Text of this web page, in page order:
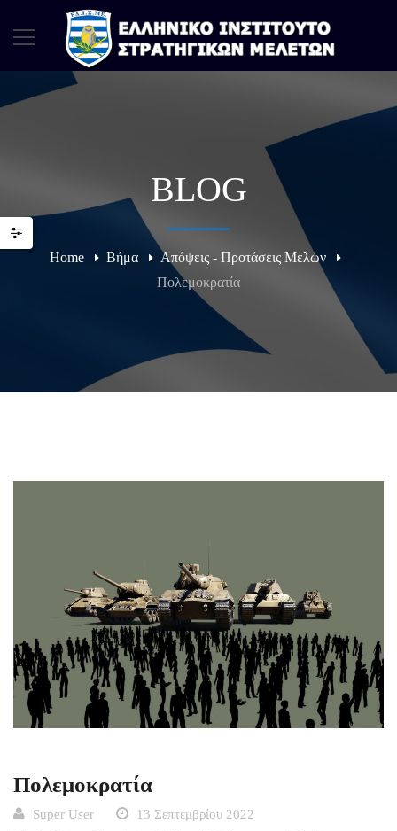
BLOG
Home Βήμα
Απόψεις - Προτάσεις Μελών
Πολεμοκρατία
Πολεμοκρατία
Super User
13 Σεπτεμβρίου 2022